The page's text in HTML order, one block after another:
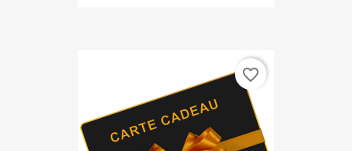
favorite_border